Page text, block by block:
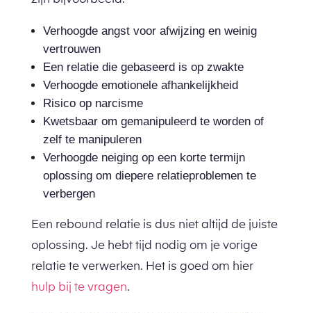
Verhoogde angst voor afwijzing en weinig
vertrouwen
Een relatie die gebaseerd is op zwakte
Verhoogde emotionele afhankelijkheid
Risico op narcisme
Kwetsbaar om gemanipuleerd te worden of
zelf te manipuleren
Verhoogde neiging op een korte termijn
oplossing om diepere relatieproblemen te
verbergen
Een rebound relatie is dus niet altijd de juiste
oplossing. Je hebt tijd nodig om je vorige
relatie te verwerken. Het is goed om hier
hulp bij te vragen.